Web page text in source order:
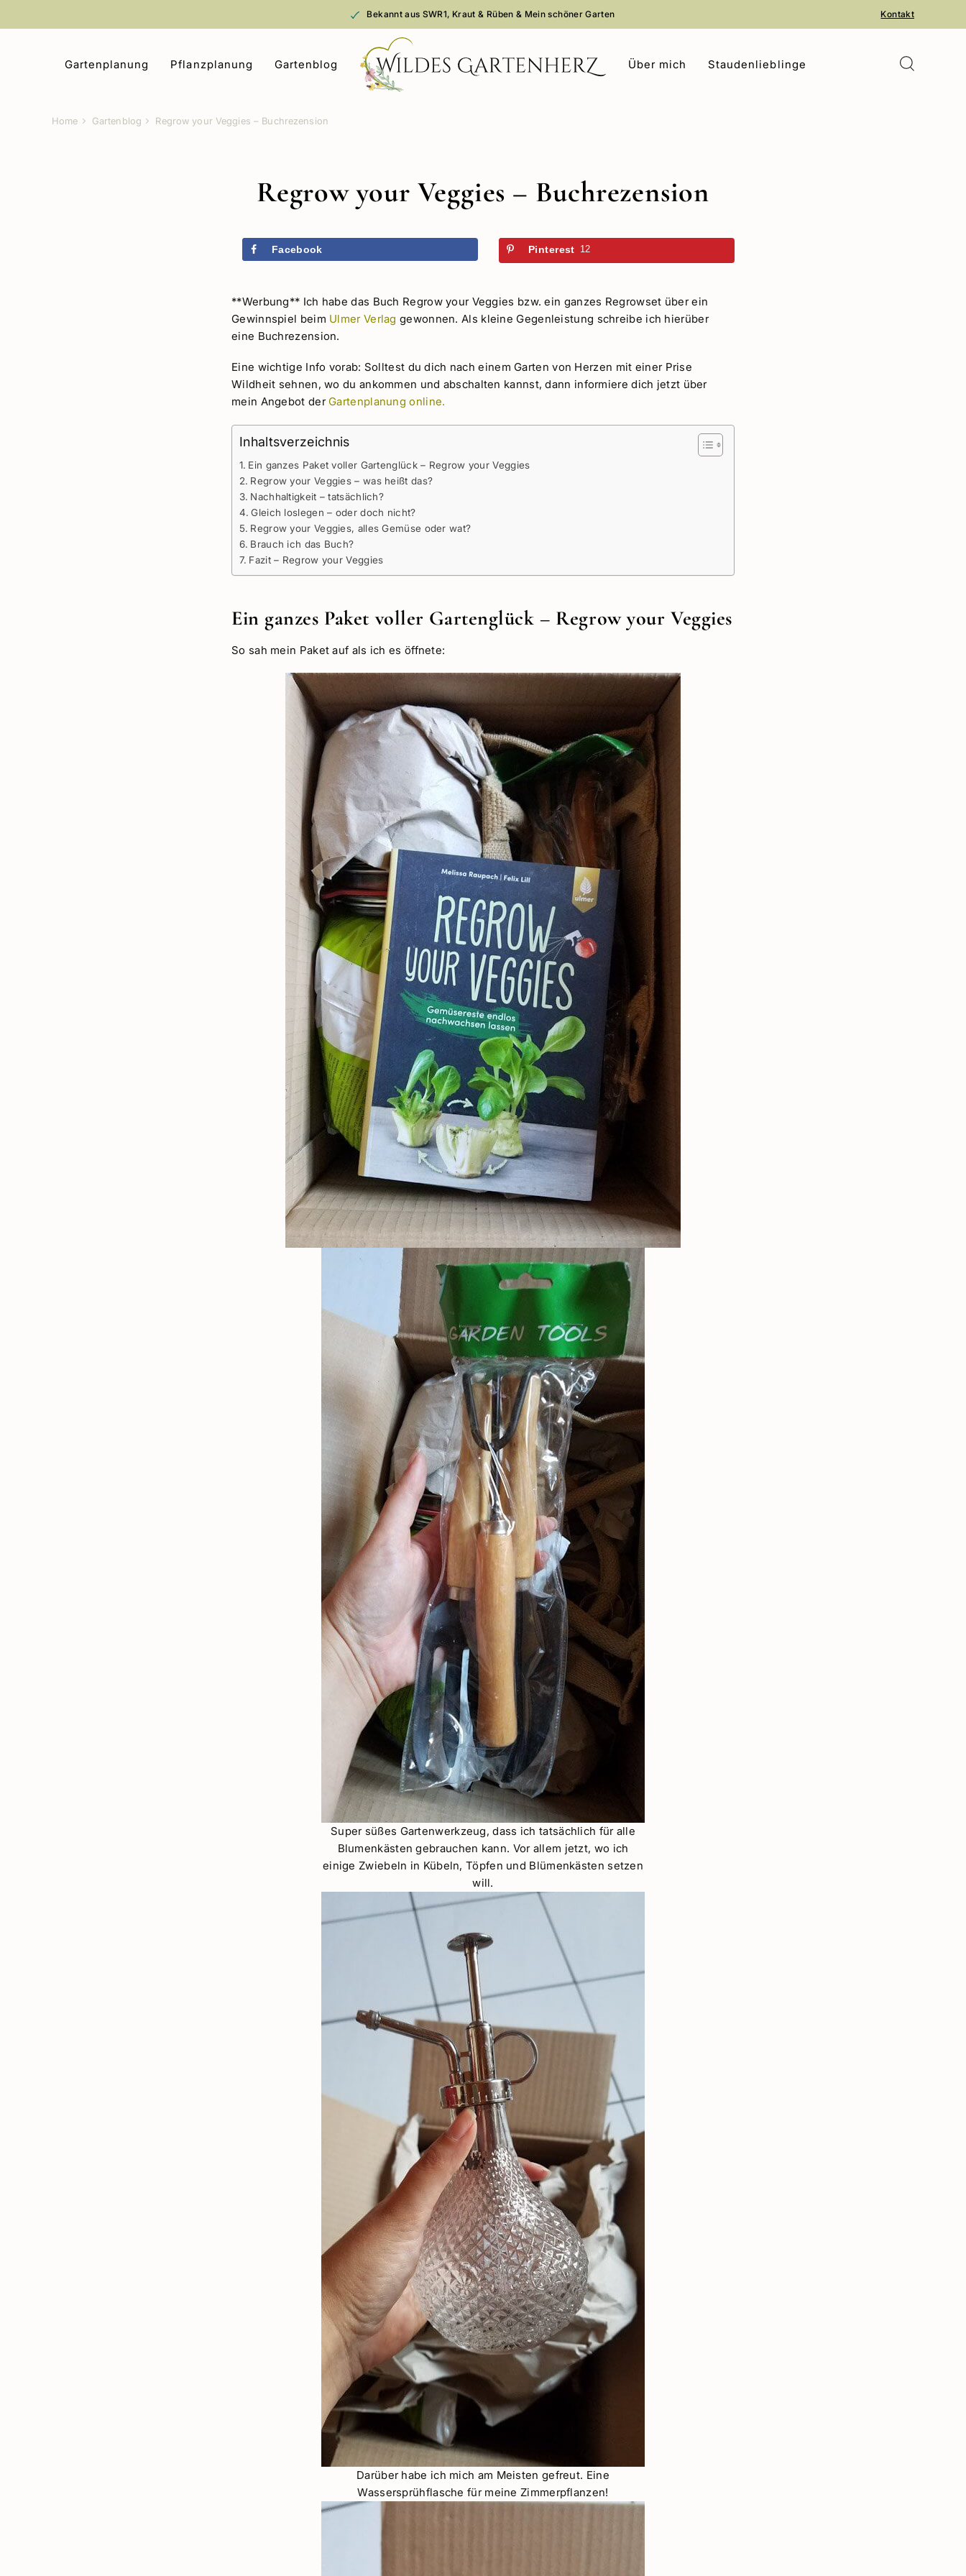
Bekannt aus SWR1, Kraut & Rüben & Mein schöner Garten Kontakt
Gartenplanung Pflanzplanung Gartenblog Über mich Staudenlieblinge
Home Gartenblog Regrow your Veggies – Buchrezension
Regrow your Veggies – Buchrezension
Facebook Pinterest 12
**Werbung** Ich habe das Buch Regrow your Veggies bzw. ein ganzes Regrowset über ein
Gewinnspiel beim Ulmer Verlag gewonnen. Als kleine Gegenleistung schreibe ich hierüber
eine Buchrezension.
Eine wichtige Info vorab: Solltest du dich nach einem Garten von Herzen mit einer Prise
Wildheit sehnen, wo du ankommen und abschalten kannst, dann informiere dich jetzt über
mein Angebot derGartenplanung online.
Inhaltsverzeichnis
Ein ganzes Paket voller Gartenglück – Regrow your Veggies
Regrow your Veggies – was heißt das?
Nachhaltigkeit – tatsächlich?
Gleich loslegen – oder doch nicht?
Regrow your Veggies, alles Gemüse oder wat?
Brauch ich das Buch?
Fazit – Regrow your Veggies
Ein ganzes Paket voller Gartenglück – Regrow your Veggies
So sah mein Paket auf als ich es öffnete:
Super süßes Gartenwerkzeug, dass ich tatsächlich für alle
Blumenkästen gebrauchen kann. Vor allem jetzt, wo ich
einige Zwiebeln in Kübeln, Töpfen und Blümenkästen setzen
will.
Darüber habe ich mich am Meisten gefreut. Eine
Wassersprühflasche für meine Zimmerpflanzen!